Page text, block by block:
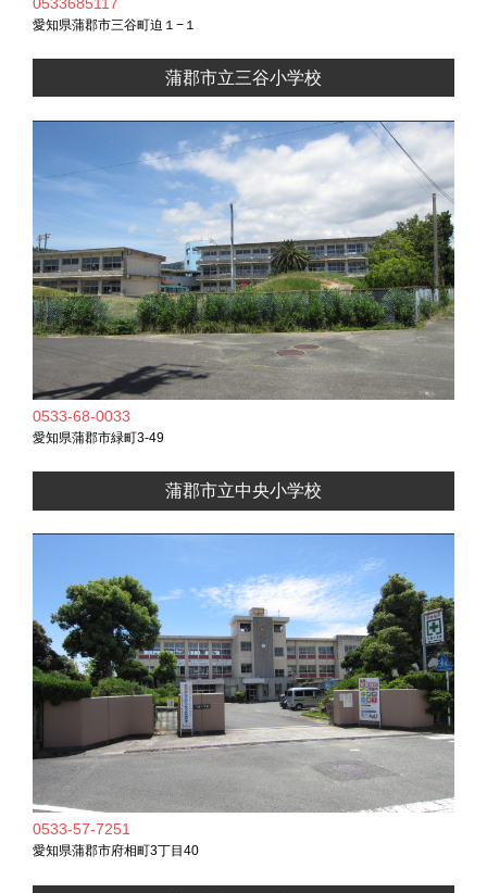
愛知県蒲郡市三谷町迫１−１
蒲郡市立三谷小学校
0533-68-0033
愛知県蒲郡市緑町3-49
蒲郡市立中央小学校
0533-57-7251
愛知県蒲郡市府相町3丁目40